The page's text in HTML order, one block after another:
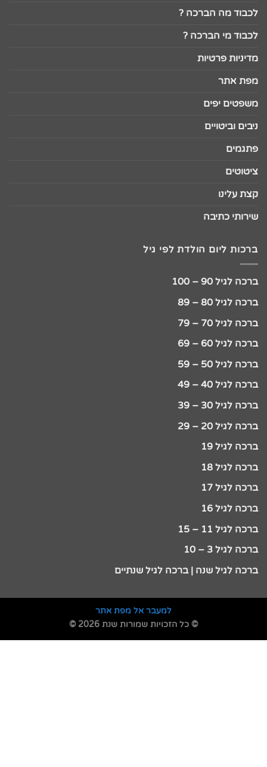
לכבוד מה הברכה ?
לכבוד מי הברכה ?
מדיניות פרטיות
מפת אתר
משפטים יפים
ניבים וביטויים
פתגמים
ציטוטים
קצת עלינו
שירותי כתיבה
ברכות ליום הולדת לפי גיל
ברכה לגיל 90 – 100
ברכה לגיל 80 – 89
ברכה לגיל 70 – 79
ברכה לגיל 60 – 69
ברכה לגיל 50 – 59
ברכה לגיל 40 – 49
ברכה לגיל 30 – 39
ברכה לגיל 20 – 29
ברכה לגיל 19
ברכה לגיל 18
ברכה לגיל 17
ברכה לגיל 16
ברכה לגיל 11 – 15
ברכה לגיל 3 – 10
ברכה לגיל שנה | ברכה לגיל שנתיים
למעבר אל מפת אתר
© כל הזכויות שמורות שנת 2026 ©